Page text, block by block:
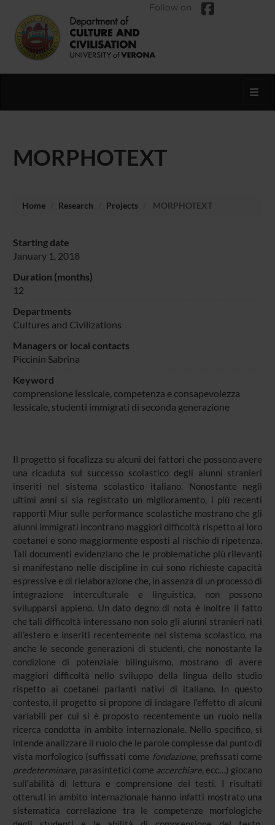
Follow on
MORPHOTEXT
Home Research Projects MORPHOTEXT
Starting date
January 1, 2018
Duration (months)
12
Departments
Cultures and Civilizations
Managers or local contacts
Piccinin Sabrina
Keyword
comprensione lessicale, competenza e consapevolezza
lessicale, studenti immigrati di seconda generazione
Il progetto si focalizza su alcuni dei fattori che possono avere
una ricaduta sul successo scolastico degli alunni stranieri
inseriti nel sistema scolastico italiano. Nonostante negli
ultimi anni si sia registrato un miglioramento, i più recenti
rapporti Miur sulle performance scolastiche mostrano che gli
alunni immigrati incontrano maggiori difficoltà rispetto ai loro
coetanei e sono maggiormente esposti al rischio di ripetenza.
Tali documenti evidenziano che le problematiche più rilevanti
si manifestano nelle discipline in cui sono richieste capacità
espressive e di rielaborazione che, in assenza di un processo di
integrazione interculturale e linguistica, non possono
svilupparsi appieno. Un dato degno di nota è inoltre il fatto
che tali difficoltà interessano non solo gli alunni stranieri nati
all’estero e inseriti recentemente nel sistema scolastico, ma
anche le seconde generazioni di studenti, che nonostante la
condizione di potenziale bilinguismo, mostrano di avere
maggiori difficoltà nello sviluppo della lingua dello studio
rispetto ai coetanei parlanti nativi di italiano. In questo
contesto, il progetto si propone di indagare l’effetto di alcuni
variabili per cui si è proposto recentemente un ruolo nella
ricerca condotta in ambito internazionale. Nello specifico, si
intende analizzare il ruolo che le parole complesse dal punto di
vista morfologico (suffissati come fondazione, prefissati come
predeterminare, parasintetici come accerchiare, ecc…) giocano
sull’abilità di lettura e comprensione dei testi. I risultati
ottenuti in ambito internazionale hanno infatti mostrato una
sistematica correlazione tra le competenze morfologiche